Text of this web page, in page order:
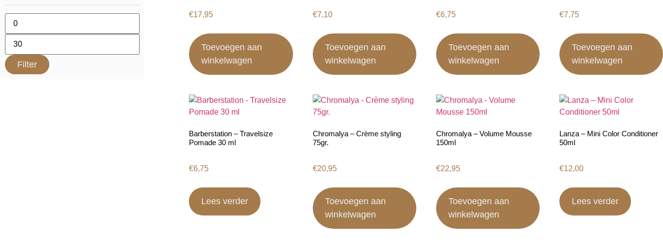
Filter
€17,95
Toevoegen aan
winkelwagen
€7,10
Toevoegen aan
winkelwagen
€6,75
Toevoegen aan
winkelwagen
€7,75
Toevoegen aan
winkelwagen
Barberstation – Travelsize
Pomade 30 ml
€6,75
Lees verder
Chromalya – Crème styling
75gr.
€20,95
Toevoegen aan
winkelwagen
Chromalya – Volume Mousse
150ml
€22,95
Toevoegen aan
winkelwagen
Lanza – Mini Color Conditioner
50ml
€12,00
Lees verder